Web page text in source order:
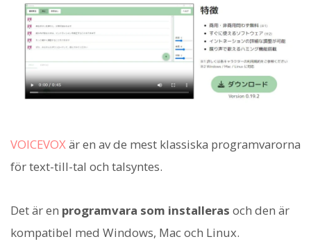
VOICEVOXär en av de mest klassiska programvarorna
för text-till-tal och talsyntes.
Det är en programvara som installeras och den är
kompatibel med Windows, Mac och Linux.